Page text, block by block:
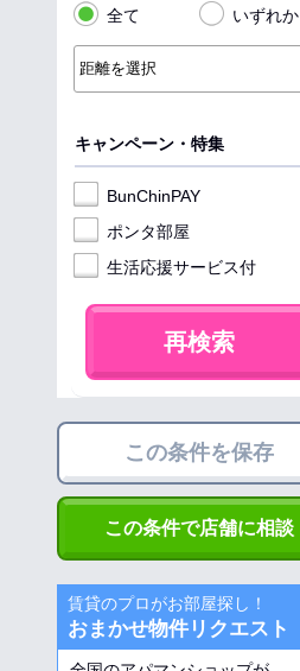
全て
いずれか
キャンペーン・特集
BunChinPAY
ポンタ部屋
生活応援サービス付
再検索
この条件を保存
この条件で店舗に相談
賃貸のプロがお部屋探し！
おまかせ物件リクエスト